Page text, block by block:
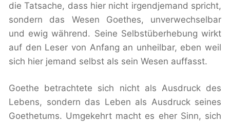
die Tatsache, dass hier nicht irgendjemand spricht,
sondern das Wesen Goethes, unverwechselbar
und ewig während. Seine Selbstüberhebung wirkt
auf den Leser von Anfang an unheilbar, eben weil
sich hier jemand selbst als sein Wesen auffasst.
Goethe betrachtete sich nicht als Ausdruck des
Lebens, sondern das Leben als Ausdruck seines
Goethetums. Umgekehrt macht es eher Sinn, sich